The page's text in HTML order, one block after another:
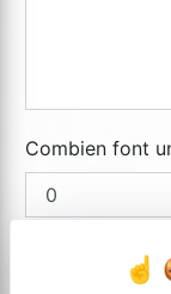
Combien font
En cochant
particulières